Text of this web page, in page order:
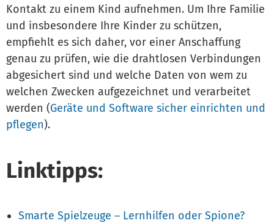
Kontakt zu einem Kind aufnehmen. Um Ihre Familie
und insbesondere Ihre Kinder zu schützen,
empfiehlt es sich daher, vor einer Anschaffung
genau zu prüfen, wie die drahtlosen Verbindungen
abgesichert sind und welche Daten von wem zu
welchen Zwecken aufgezeichnet und verarbeitet
werden (Geräte und Software sicher einrichten und
pflegen).
Linktipps:
Smarte Spielzeuge – Lernhilfen oder Spione?